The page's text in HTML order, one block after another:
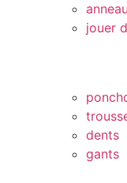
jouer
dents
gants